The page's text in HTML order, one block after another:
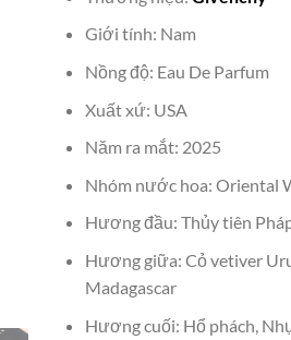
là:
Giới tính: Nam
Nồng độ: Eau De Parfum
Xuất xứ: USA
Năm ra mắt: 2025
Nhóm nước hoa: Oriental
Hương đầu: Thủy tiên
Hương giữa: Cỏ vetiver
Madagascar
Hương cuối: Hổ phách,